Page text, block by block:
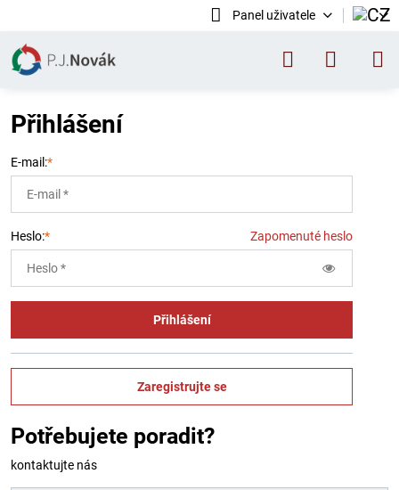
Panel uživatele
Přihlášení
E-mail:*
Zapomenuté heslo
Heslo:*
Přihlášení
Zaregistrujte se
Potřebujete poradit?
kontaktujte nás